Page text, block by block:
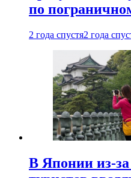
по
2 года спустя2 года
В Японии из-за